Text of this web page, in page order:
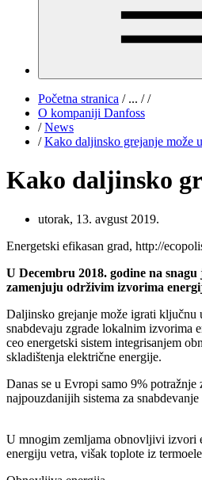
Početna stranica /... / /
O kompaniji Danfoss
/ News
/ Kako daljinsko grejanje može
Kako daljinsko
utorak, 13. avgust 2019.
Energetski efikasan grad, http://
U Decembru 2018. godine na
zamenjuju održivim izvorima
Daljinsko grejanje može igrati ključnu
snabdevaju zgrade lokalnim izvorima
ceo energetski sistem integrisanjem
skladištenja električne energije.
Danas se u Evropi samo 9%
najpouzdanijih sistema za
U mnogim zemljama obnovljivi izvori
energiju vetra, višak toplote iz